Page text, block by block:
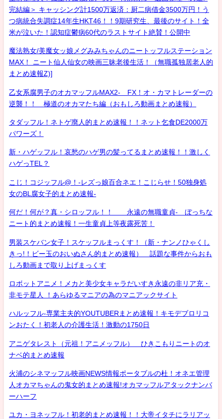
完結編＞ キャッシング計1500万返済：厨二病借金3500万円！う
つ病統合失調症14年生HKT46！！9期研究生、最後のサイト！全
米が泣いた！認知症鬱病60代のラストサイト絶賛！公開中
魔法熟女/美魔女ッ娘メグみみちゃんのニートッフルステーション
MAX！ ニート仙人仙女の映画三昧老後生活！（無職孤独居老人的
まとめ速報Z)]
乙女系腐男子のオカマッフルMAX2- FX！オ・カマトレーダーの
逆襲！！ 極道のオカマたち編（おもしろ動画まとめ速報）
タダッフル！ネトゲ廃人的まとめ速報！！ネット乞食DE2000万
パワーズ！
新・ハゲッフル！哀愁のハゲ男の髪ってるまとめ速報！！激しく
ハゲっTEL？
こじ！コジッフル@！-レズっ娘百合ネエ！こじらせ！50独身処
女のBL腐女子的まとめ速報-
何だ！何が？真・シロッフル！！ 永遠の無職童貞- ぼっちな
ニート的まとめ速報！一生童貞上等夜露死苦！
男装スケバン女子！スケッフルまっくす！（新・ナンノひゃくし
きっ!！ビー玉のおいぬさん的まとめ速報） 話題な事件からおも
しろ動画まで取り上げまっくす
ロボットアニメ！メカと美少女キャラだいすき永遠の非リア充・
非モテ星人 ！あらゆるマニアの為のマニアックサイト
ハルッフル-専業主夫的YOUTUBERまとめ速報！キモデブロリコ
ンおたく！初老人の介護生活！激動の1750日
アニゲタレスト（元祖！アニメッフル） ひきこもりニートのオ
ナベ的まとめ速報
火浦のシネマッフル映画NEWS情報ポータブルの杜！オネエ管理
人オカマちゃんの鬼女的まとめ速報!オカマッフルアタックナンバ
ーハーフ
ユカ・ヨネッフル！初老的まとめ速報！！大帝イタチにラリアッ